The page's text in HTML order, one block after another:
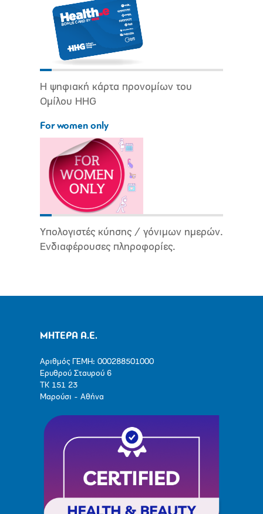
Η ψηφιακή κάρτα προνομίων του
Ομίλου HHG
For women only
Υπολογιστές κύησης / γόνιμων ημερών.
Ενδιαφέρουσες πληροφορίες.
ΜΗΤΕΡΑ Α.Ε.
Αριθμός ΓΕΜΗ: 000288501000
Ερυθρού Σταυρού 6
ΤΚ 151 23
Μαρούσι - Αθήνα